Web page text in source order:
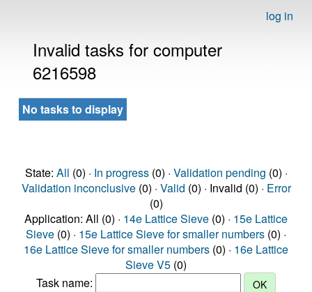
log in
Invalid tasks for computer
6216598
No tasks to display
State: All (0) · In progress(0) · Validation pending (0) ·
Validation inconclusive(0) · Valid (0) · Invalid (0) · Error
(0)
Application: All (0) · 14e Lattice Sieve (0) · 15e Lattice
Sieve (0) · 15e Lattice Sieve for smaller numbers (0) ·
16e Lattice Sieve for smaller numbers (0) · 16e Lattice
Sieve V5 (0)
Task name: